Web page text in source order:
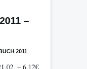
–
2011
– 6,12€